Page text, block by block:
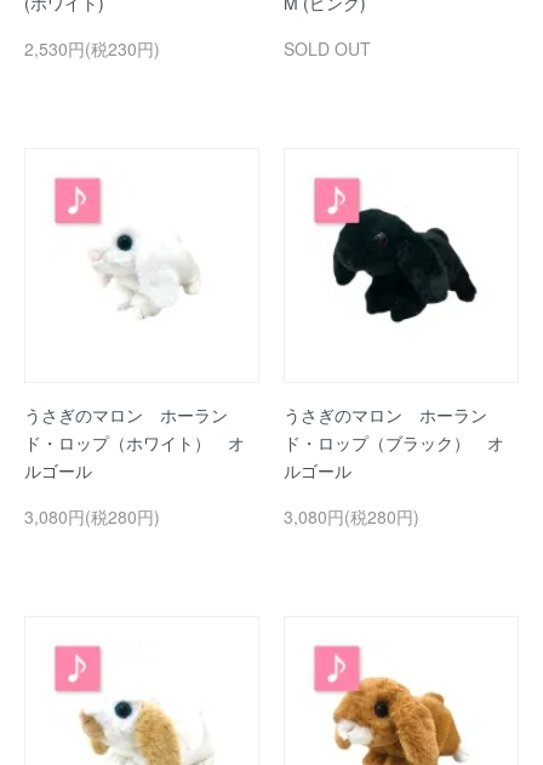
2,530円(税230円)
SOLD OUT
うさぎのマロン ホーラン
ド・ロップ（ホワイト） オ
ルゴール
3,080円(税280円)
うさぎのマロン ホーラン
ド・ロップ（ブラック） オ
ルゴール
3,080円(税280円)